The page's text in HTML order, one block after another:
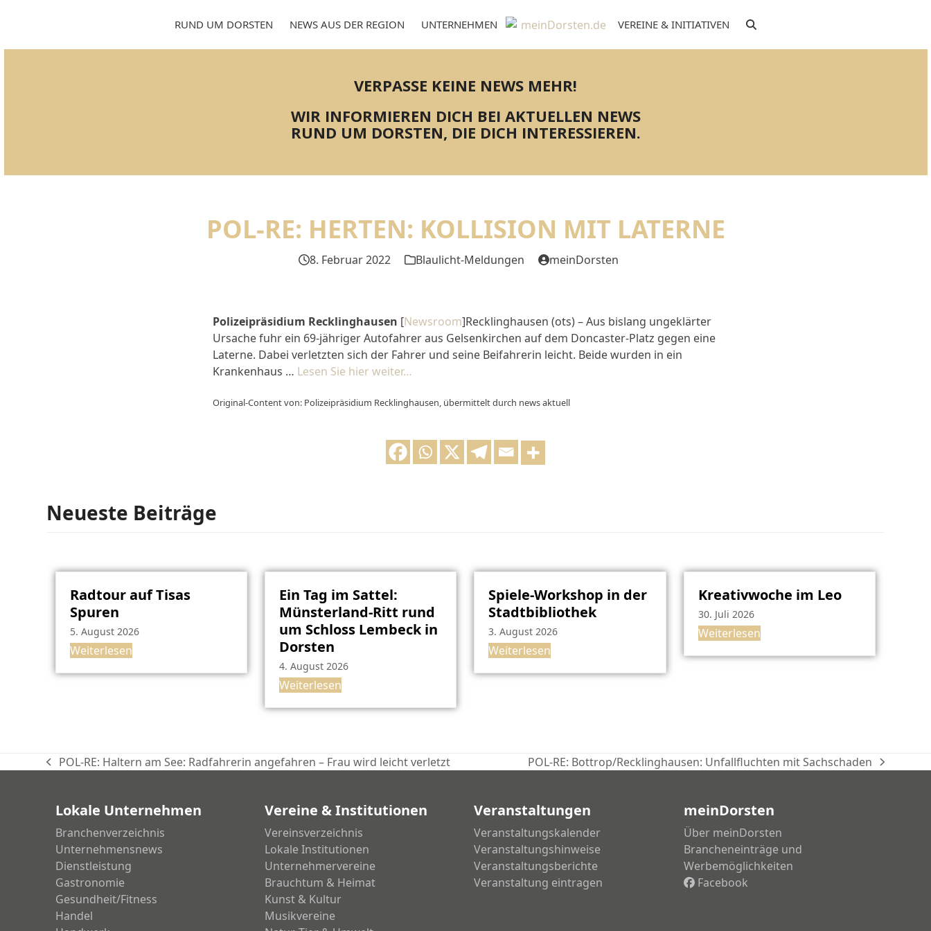
RUND UM DORSTEN NEWS AUS DER REGION UNTERNEHMEN VEREINE & INITIATIVEN
VERPASSE KEINE NEWS MEHR!
WIR INFORMIEREN DICH BEI AKTUELLEN NEWS
RUND UM DORSTEN, DIE DICH INTERESSIEREN.
POL-RE: HERTEN: KOLLISION MIT LATERNE
8. Februar 2022 Blaulicht-Meldungen meinDorsten
Polizeipräsidium Recklinghausen [Newsroom]Recklinghausen (ots) – Aus bislang ungeklärter
Ursache fuhr ein 69-jähriger Autofahrer aus Gelsenkirchen auf dem Doncaster-Platz gegen eine
Laterne. Dabei verletzten sich der Fahrer und seine Beifahrerin leicht. Beide wurden in ein
Krankenhaus … Lesen Sie hier weiter…
Original-Content von: Polizeipräsidium Recklinghausen, übermittelt durch news aktuell
Neueste Beiträge
Radtour auf Tisas
Spuren
5. August 2026
Weiterlesen
Ein Tag im Sattel:
Münsterland-Ritt rund
um Schloss Lembeck in
Dorsten
4. August 2026
Weiterlesen
Spiele-Workshop in der
Stadtbibliothek
3. August 2026
Weiterlesen
Kreativwoche im Leo
30. Juli 2026
Weiterlesen
vorheriger
POL-RE: Haltern am See: Radfahrerin angefahren – Frau wird leicht verletzt
Nächster
POL-RE: Bottrop/Recklinghausen: Unfallfluchten mit Sachschaden
Lokale Unternehmen
Branchenverzeichnis
Unternehmensnews
Dienstleistung
Gastronomie
Gesundheit/Fitness
Handel
Vereine & Institutionen
Vereinsverzeichnis
Lokale Institutionen
Unternehmervereine
Brauchtum & Heimat
Kunst & Kultur
Musikvereine
Veranstaltungen
Veranstaltungskalender
Veranstaltungshinweise
Veranstaltungsberichte
Veranstaltung eintragen
meinDorsten
Über meinDorsten
Brancheneinträge und
Werbemöglichkeiten
Facebook